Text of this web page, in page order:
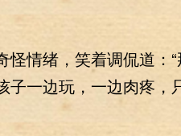
绪，笑着调侃道：“
子一边玩，一边肉疼，